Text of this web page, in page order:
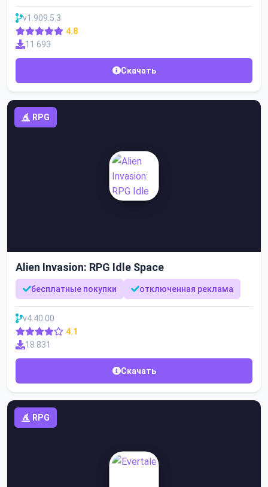
v1.909.5.3
4.8
11 693
Скачать
RPG
Alien Invasion: RPG Idle Space
бесплатные покупки отключенная реклама
v4.40.00
4.1
18 831
Скачать
RPG